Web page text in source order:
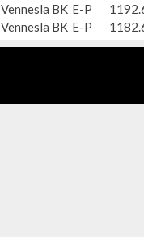
Vennesla BK E-P
Vennesla BK E-P